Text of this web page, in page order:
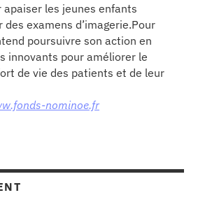
les jeunes enfants
examens d’imagerie.Pour
poursuivre son action en
innovants pour améliorer le
de vie des patients et de leur
nominoe.fr